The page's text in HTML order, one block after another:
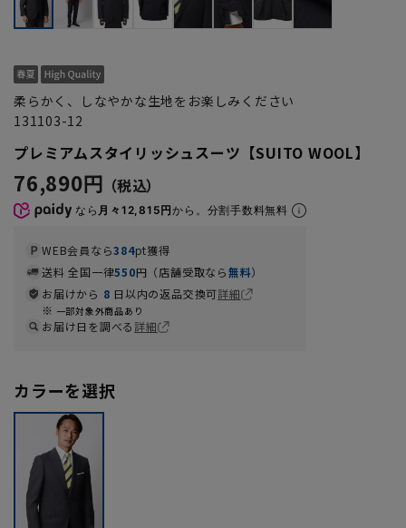
柔らかく、しなやかな生地をお楽しみください
131103-12
プレミアムスタイリッシュスーツ【SUITO WOOL】
76,890円
なら 月々12,815円から。分割手数料無料
WEB会員なら384pt獲得
送料 全国一律550円（店舗受取なら無料）
お届けから 8 日以内の返品交換可詳細
一部対象外商品あり
お届け日を調べる詳細
カラーを選択